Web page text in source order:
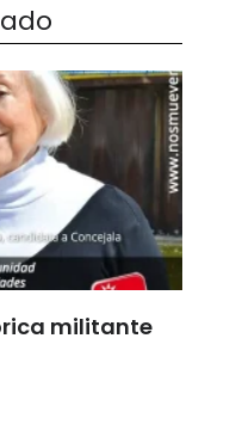
militante